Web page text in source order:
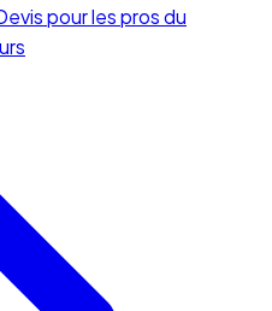
pour les pros du